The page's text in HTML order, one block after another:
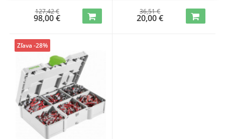
127,42 €
98,00 €
36,51 €
20,00 €
Zľava -28%